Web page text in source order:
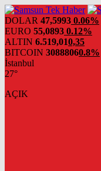
DOLAR 47,5993 0.06%
EURO 55,0893 0.12%
ALTIN 6.519,010,35
BITCOIN 30888060.8%
İstanbul
27°
AÇIK